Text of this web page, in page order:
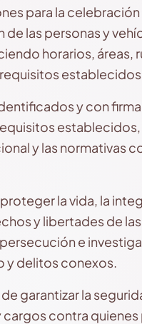
para la
las personas y
horarios, áreas,
establecidos
y con
y las normativas
la vida, la
y libertades de
e
y delitos conexos.
garantizar la
contra quienes